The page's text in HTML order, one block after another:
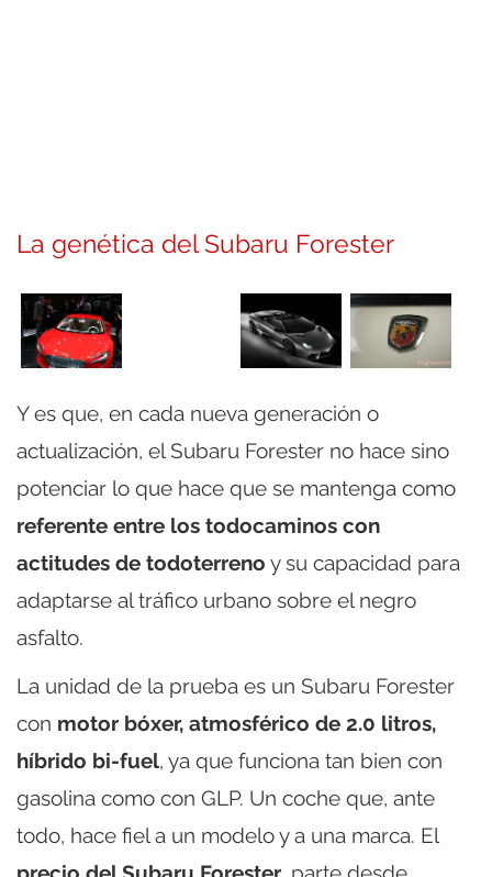
La genética del Subaru Forester
Y es que, en cada nueva generación o
actualización, el Subaru Forester no hace sino
potenciar lo que hace que se mantenga como
referente entre los todocaminos con
actitudes de todoterreno y su capacidad para
adaptarse al tráfico urbano sobre el negro
asfalto.
La unidad de la prueba es un Subaru Forester
con motor bóxer, atmosférico de 2.0 litros,
híbrido bi-fuel, ya que funciona tan bien con
gasolina como con GLP. Un coche que, ante
todo, hace fiel a un modelo y a una marca. El